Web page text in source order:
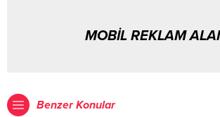
MOBİL REKLAM
Benzer Konular